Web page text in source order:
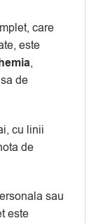
care
este
,
de
cu linii
de
sau
este